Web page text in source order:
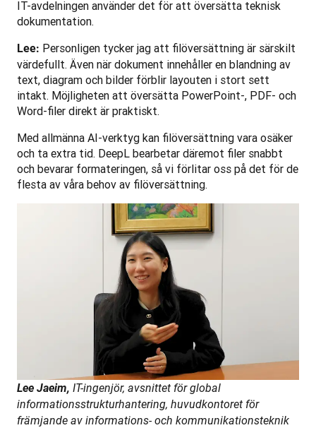
IT-avdelningen använder det för att översätta teknisk
dokumentation.
Lee: Personligen tycker jag att filöversättning är särskilt
värdefullt. Även när dokument innehåller en blandning av
text, diagram och bilder förblir layouten i stort sett
intakt. Möjligheten att översätta PowerPoint-, PDF- och
Word-filer direkt är praktiskt.
Med allmänna AI-verktyg kan filöversättning vara osäker
och ta extra tid. DeepL bearbetar däremot filer snabbt
och bevarar formateringen, så vi förlitar oss på det för de
flesta av våra behov av filöversättning.
Lee Jaeim, IT-ingenjör, avsnittet för global
informationsstrukturhantering, huvudkontoret för
främjande av informations- och kommunikationsteknik